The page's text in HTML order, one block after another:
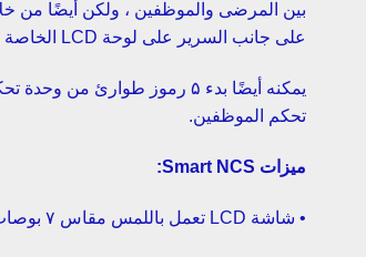
على جانب السرير على لوحة LCD الخاصة به في وحدة تحكم المريض.
تحكم الموظفين.
ميزات Smart NCS:
• شاشة LCD تعمل باللمس مقاس ۷ بوصات أو مثبتة على الحائط.